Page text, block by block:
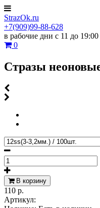
StrazOk.ru
+7(909)99-88-628
в рабочие дни с 11 до 19:00
0
Стразы
В корзину
110 р.
Артикул: